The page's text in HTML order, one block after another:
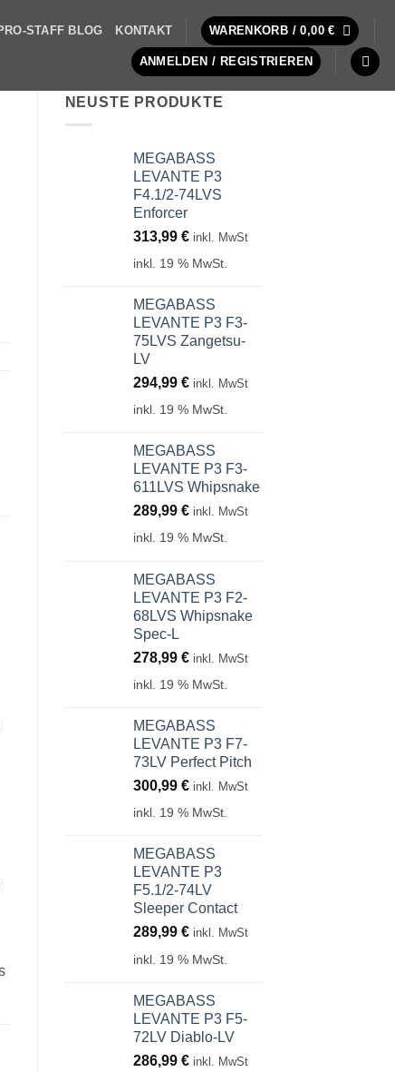
STAFF BLOG KONTAKT WARENKORB /0,00€
ANMELDEN / REGISTRIEREN
NEUSTE PRODUKTE
MEGABASS
LEVANTE P3
F4.1/2-74LVS
Enforcer
313,99 € inkl. MwSt
inkl. 19 % MwSt.
MEGABASS
LEVANTE P3 F3-
75LVS Zangetsu-
LV
294,99 € inkl. MwSt
inkl. 19 % MwSt.
MEGABASS
LEVANTE P3 F3-
611LVS Whipsnake
289,99 € inkl. MwSt
inkl. 19 % MwSt.
MEGABASS
LEVANTE P3 F2-
68LVS Whipsnake
Spec-L
278,99 € inkl. MwSt
inkl. 19 % MwSt.
MEGABASS
LEVANTE P3 F7-
73LV Perfect Pitch
300,99 € inkl. MwSt
inkl. 19 % MwSt.
MEGABASS
LEVANTE P3
F5.1/2-74LV
Sleeper Contact
289,99 € inkl. MwSt
inkl. 19 % MwSt.
MEGABASS
LEVANTE P3 F5-
72LV Diablo-LV
286,99 € inkl. MwSt